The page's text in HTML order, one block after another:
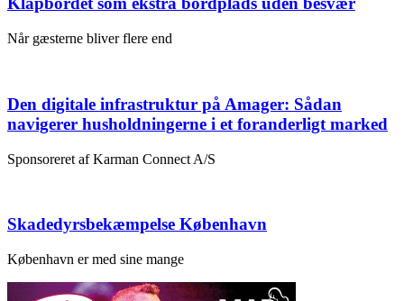
Når gæsterne bliver flere end
Den digitale infrastruktur på Amager: Sådan
navigerer husholdningerne i et foranderligt marked
Sponsoreret af Karman Connect A/S
Skadedyrsbekæmpelse København
København er med sine mange